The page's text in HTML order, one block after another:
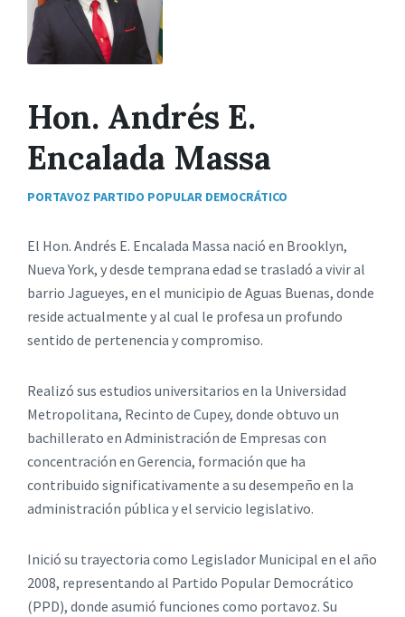
Hon. Andrés E.
Encalada Massa
PORTAVOZ PARTIDO POPULAR DEMOCRÁTICO
El Hon. Andrés E. Encalada Massa nació en Brooklyn,
Nueva York, y desde temprana edad se trasladó a vivir al
barrio Jagueyes, en el municipio de Aguas Buenas, donde
reside actualmente y al cual le profesa un profundo
sentido de pertenencia y compromiso.
Realizó sus estudios universitarios en la Universidad
Metropolitana, Recinto de Cupey, donde obtuvo un
bachillerato en Administración de Empresas con
concentración en Gerencia, formación que ha
contribuido significativamente a su desempeño en la
administración pública y el servicio legislativo.
Inició su trayectoria como Legislador Municipal en el año
2008, representando al Partido Popular Democrático
(PPD), donde asumió funciones como portavoz. Su